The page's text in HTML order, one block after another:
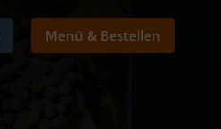
Menü & Bestellen